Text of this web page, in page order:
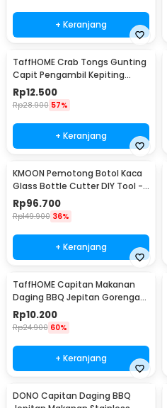
+ Keranjang
TaffHOME Crab Tongs Gunting
Capit Pengambil Kepiting
38cm Curve - CT1716
Rp12.500
Rp28.900 57%
+ Keranjang
KMOON Pemotong Botol Kaca
Glass Bottle Cutter DIY Tool -
NETI2
Rp96.700
Rp149.900 36%
+ Keranjang
TaffHOME Capitan Makanan
Daging BBQ Jepitan Gorengan
Stainless 24.3cm - SY-07
Rp10.200
Rp24.900 60%
+ Keranjang
DONO Capitan Daging BBQ